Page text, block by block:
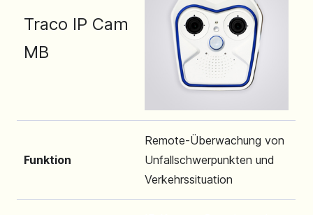
Traco IP Cam
MB
Funktion
Remote-Überwachung von
Unfallschwerpunkten und
Verkehrssituation